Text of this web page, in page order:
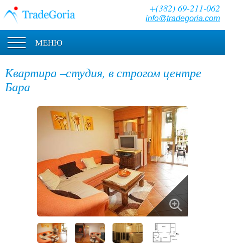
+(382) 69-211-062
info@tradegoria.com
МЕНЮ
Квартира –студия, в строгом центре
Бара